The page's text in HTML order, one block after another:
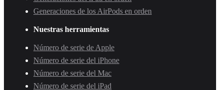
Generaciones de los AirPods en orden
Nuestras herramientas
Número de serie de Apple
Número de serie del iPhone
Número de serie del Mac
Número de serie del iPad